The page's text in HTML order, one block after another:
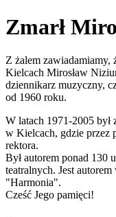
Zmarł
Z żalem zawiadamiamy,
Kielcach Mirosław
dziennikarz muzyczny,
od 1960 roku.
W latach 1971-2005 był
w Kielcach, gdzie przez
rektora.
Był autorem ponad 130
teatralnych. Jest
"Harmonia".
Cześć Jego pamięci!